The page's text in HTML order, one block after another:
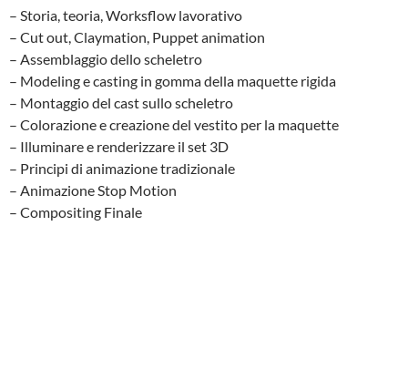
– Storia, teoria, Worksflow lavorativo
– Cut out, Claymation, Puppet animation
– Assemblaggio dello scheletro
– Modeling e casting in gomma della maquette rigida
– Montaggio del cast sullo scheletro
– Colorazione e creazione del vestito per la maquette
– Illuminare e renderizzare il set 3D
– Principi di animazione tradizionale
– Animazione Stop Motion
– Compositing Finale